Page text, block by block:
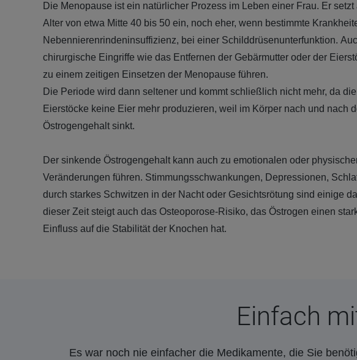
Die Menopause ist ein natürlicher Prozess im Leben einer Frau. Er setzt
Alter von etwa Mitte 40 bis 50 ein, noch eher, wenn bestimmte
Nebennierenrindeninsuffizienz, bei einer Schilddrüsenunterfunktion.
chirurgische Eingriffe wie das Entfernen der Gebärmutter oder der
zu einem zeitigen Einsetzen der Menopause führen.
Die Periode wird dann seltener und kommt schließlich nicht mehr, da die
Eierstöcke keine Eier mehr produzieren, weil im Körper nach und nach
Östrogengehalt sinkt.
Der sinkende Östrogengehalt kann auch zu emotionalen oder
Veränderungen führen. Stimmungsschwankungen, Depressionen,
durch starkes Schwitzen in der Nacht oder Gesichtsrötung sind einige
dieser Zeit steigt auch das Osteoporose-Risiko, das Östrogen einen
Einfluss auf die Stabilität der Knochen hat.
Einfach
Es war noch nie einfacher die Medikamente, die Sie